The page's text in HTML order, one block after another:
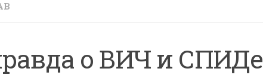
о ВИЧ и СПИДе